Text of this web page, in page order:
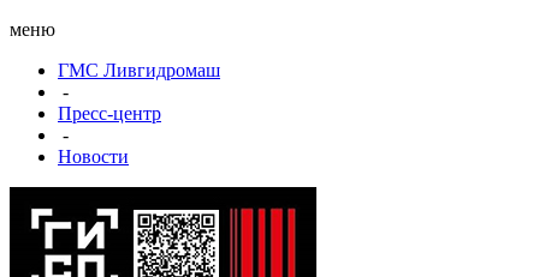
меню
ГМС Ливгидромаш
-
Пресс-центр
-
Новости